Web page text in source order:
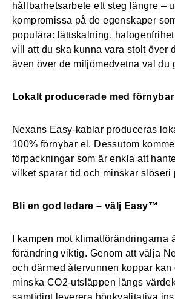
hållbarhetsarbete ett steg längre –
kompromissa på de egenskaper
populära: lättskalning,
vill att du ska kunna vara stolt över
även över de miljömedvetna val du
Lokalt producerade med förnybar
Nexans Easy-kablar produceras
100% förnybar el. Dessutom
förpackningar som är enkla att
vilket sparar tid och minskar slöseri
Bli en god ledare – välj Easy™
I kampen mot klimatförändringarna
förändring viktig. Genom att välja
och därmed återvunnen koppar
minska CO2-utsläppen längs